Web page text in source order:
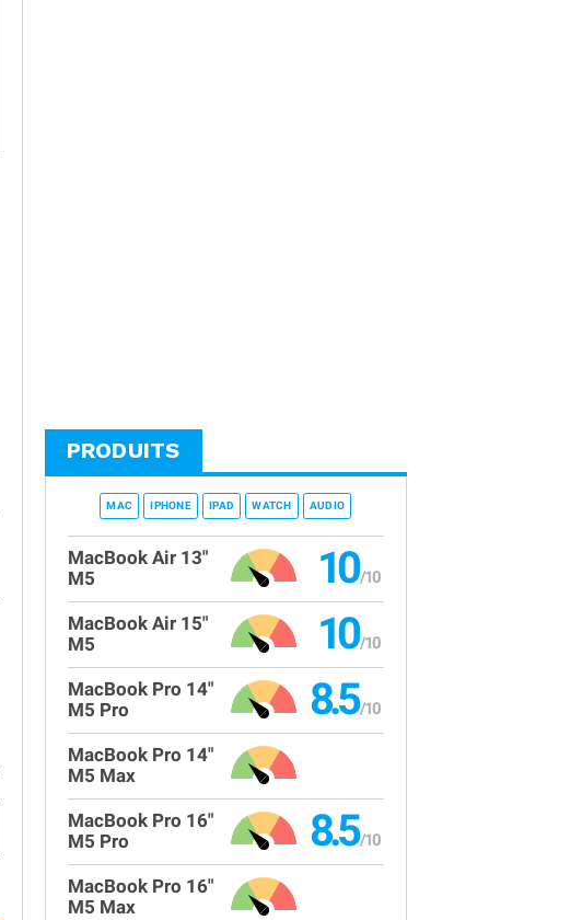
PRODUITS
MAC IPHONE IPAD WATCH AUDIO
MacBook Air 13"
M5
10
MacBook Air 15"
M5
10
MacBook Pro 14"
M5 Pro
8.5
MacBook Pro 14"
M5 Max
MacBook Pro 16"
M5 Pro
8.5
MacBook Pro 16"
M5 Max